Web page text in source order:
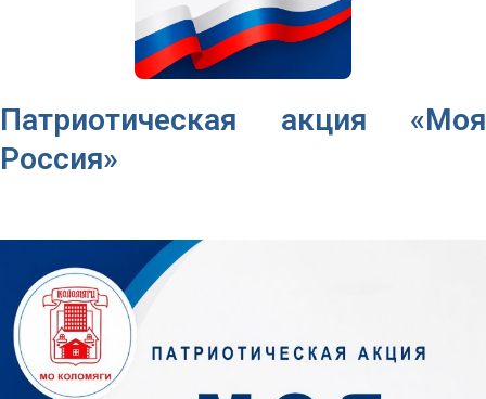
Патриотическая акция «Моя
Россия»